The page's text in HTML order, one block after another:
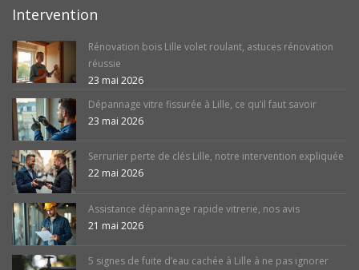
Intervention
Rénovation bois Lille volet roulant, astuces rénovation
réussie
23 mai 2026
Dépannage vitre fissurée à Lille, ce qu’il faut savoir
23 mai 2026
Serrurier perte de clés Lille, notre intervention expliquée
22 mai 2026
Assistance dépannage rapide vitrerie, nos avis
21 mai 2026
5 signes de fuite d’eau cachée à Lille à ne pas ignorer